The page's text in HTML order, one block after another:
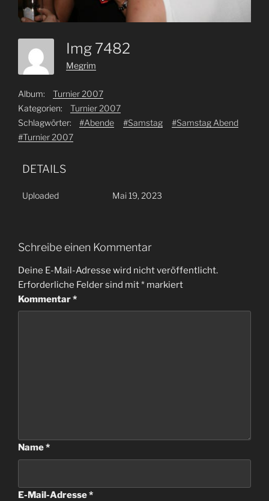
Img 7482
Megrim
Album:
Turnier 2007
Kategorien:
Turnier 2007
Schlagwörter:
#Abende #Samstag
#Samstag Abend
#Turnier 2007
DETAILS
Uploaded Mai 19, 2023
Schreibe einen Kommentar
Deine E-Mail-Adresse wird nicht veröffentlicht.
Erforderliche Felder sind mit* markiert
Kommentar*
Name*
E-Mail-Adresse*